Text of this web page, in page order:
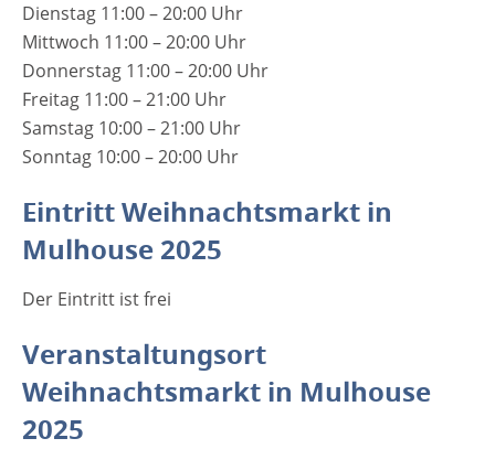
Dienstag 11:00 – 20:00 Uhr
Mittwoch 11:00 – 20:00 Uhr
Donnerstag 11:00 – 20:00 Uhr
Freitag 11:00 – 21:00 Uhr
Samstag 10:00 – 21:00 Uhr
Sonntag 10:00 – 20:00 Uhr
Eintritt Weihnachtsmarkt in
Mulhouse 2025
Der Eintritt ist frei
Veranstaltungsort
Weihnachtsmarkt in Mulhouse
2025